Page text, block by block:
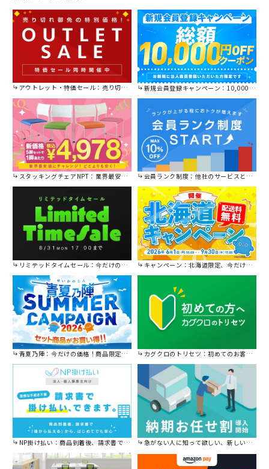
アウトレット・特価セール：売り切れ御免の特別価格！ 新規会員登録キャンペーン：10,000円OFFクーポン進呈中！
スタッキングチェアNPT：業界最安値に挑戦！ 会員ランク制度：他社のサービスと比較してください。
リミテッドタイムセール：今だけの限定セール。 キャンペーン：北海道限定、今だけ送料無料！
青夏乃陣：今だけの価格！商品限定セール開催中です。 カグクロのトリセツ：初めてのお客様はこちら。
NP掛け払い：商品到着後、請求書で後から払えます。 急がない人に知って欲しい、新しい割引を始めました。